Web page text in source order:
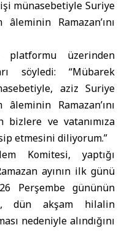
münasebetiyle Suriye
Ramazan’ını
platformu üzerinden
söyledi: “Mübarek
aziz Suriye
Ramazan’ını
bizlere ve vatanımıza
etmesini diliyorum.”
Komitesi, yaptığı
ayının ilk günü
Perşembe gününün
dün akşam hilalin
nedeniyle alındığını